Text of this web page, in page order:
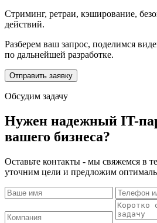
Стриминг, ретраи, кэширование,
действий.
Разберем ваш запрос, поделимся
по дальнейшей разработке.
Отправить заявку
Обсудим задачу
Нужен надежный IT-
вашего бизнеса?
Оставьте контакты - мы свяжемся в
уточним цели и предложим